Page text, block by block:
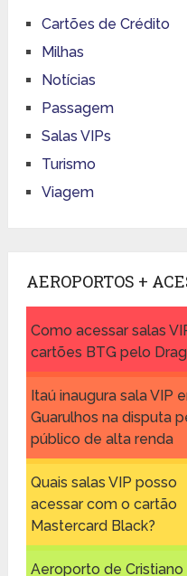
Cartões de Crédito
Milhas
Notícias
Passagem
Salas VIPs
Turismo
Viagem
AEROPORTOS +
Como acessar salas
cartões BTG pelo
Itaú inaugura sala VIP
Guarulhos na disputa
público de alta renda
Quais salas VIP posso
acessar com o cartão
Mastercard Black?
Aeroporto de Cristiano